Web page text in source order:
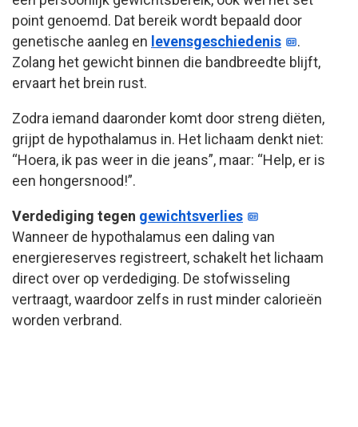
point genoemd. Dat bereik wordt bepaald door
genetische aanleg en levensgeschiedenis
.
Zolang het gewicht binnen die bandbreedte blijft,
ervaart het brein rust.
Zodra iemand daaronder komt door streng diëten,
grijpt de hypothalamus in. Het lichaam denkt niet:
“Hoera, ik pas weer in die jeans”, maar: “Help, er is
een hongersnood!”.
Verdediging tegen gewichtsverlies
Wanneer de hypothalamus een daling van
energiereserves registreert, schakelt het lichaam
direct over op verdediging. De stofwisseling
vertraagt, waardoor zelfs in rust minder calorieën
worden verbrand.